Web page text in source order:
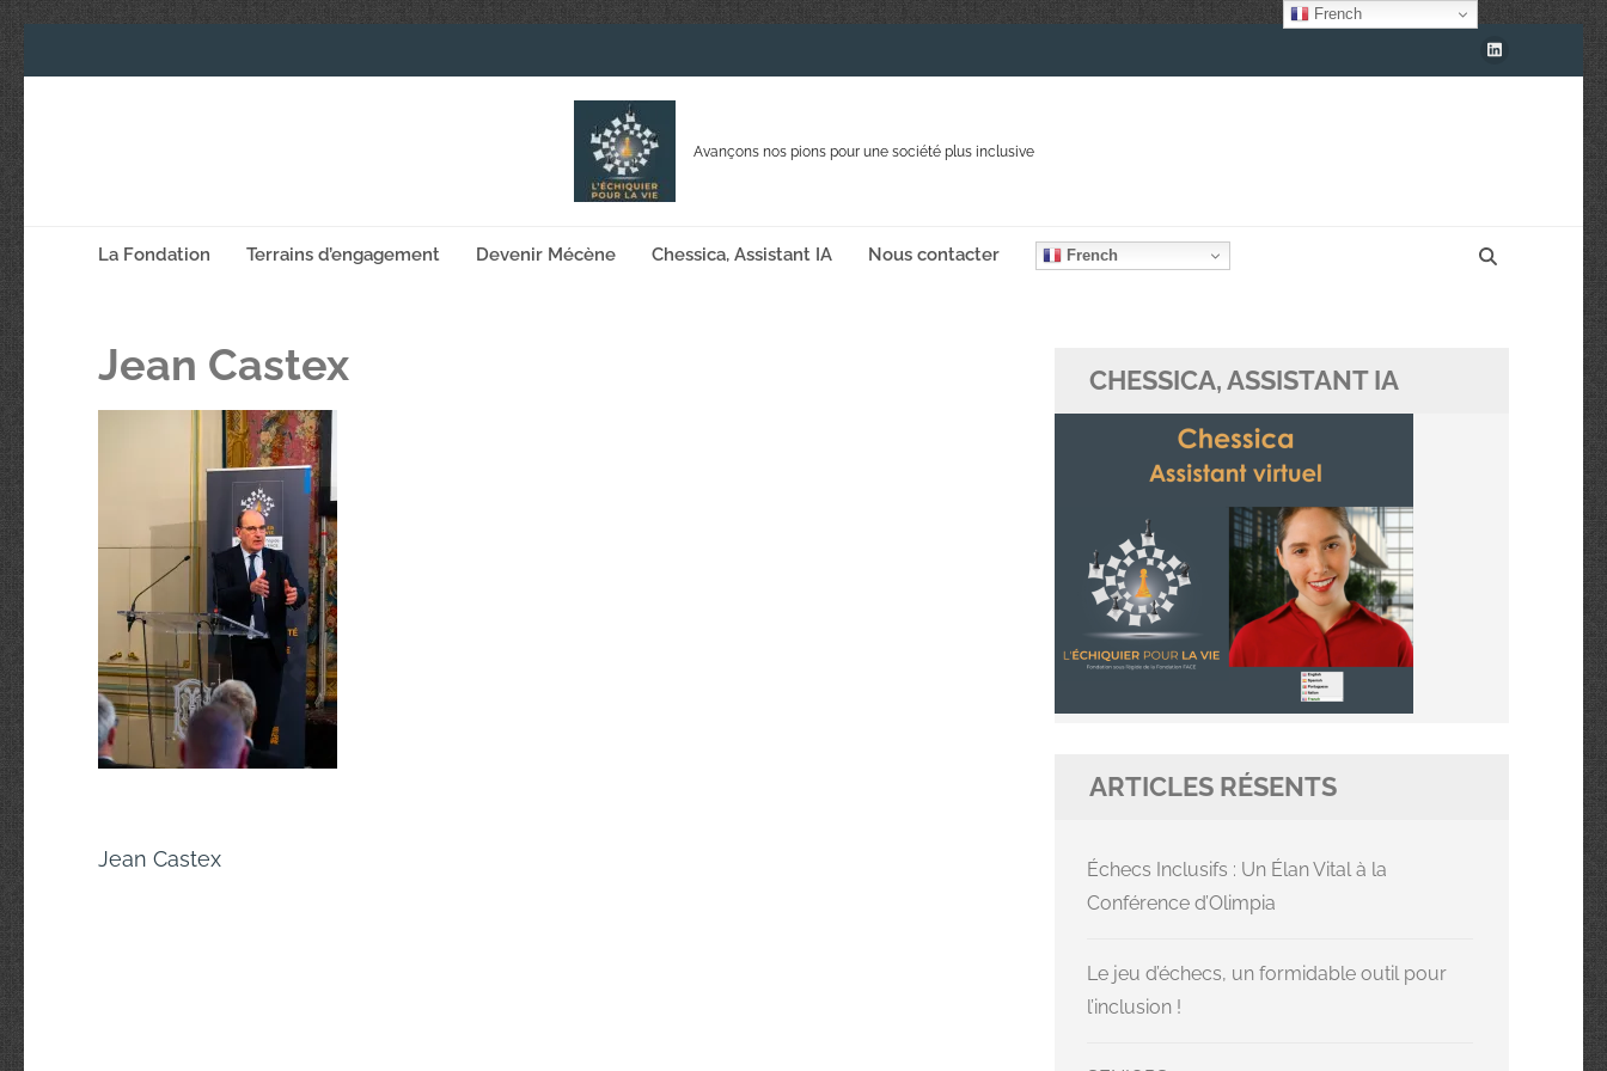
Avançons nos pions pour une société plus inclusive
La Fondation Terrains d’engagement Devenir Mécène Chessica, Assistant IA Nous contacter French
Jean Castex
Navigation
Jean Castex
CHESSICA, ASSISTANT IA
ARTICLES RÉSENTS
Échecs Inclusifs : Un Élan Vital à la
Conférence d’Olimpia
Le jeu d’échecs, un formidable outil pour
l’inclusion !
French